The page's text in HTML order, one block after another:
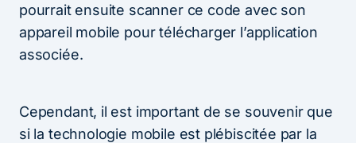
pourrait ensuite scanner ce code avec son
appareil mobile pour télécharger l’application
associée.
Cependant, il est important de se souvenir que
si la technologie mobile est plébiscitée par la